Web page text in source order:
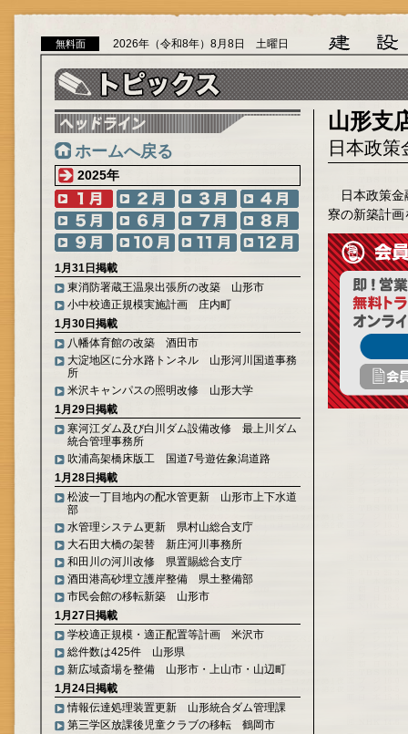
無料面 2026年（令和8年）8月8日 土曜日
ホームへ戻る
2025年
1月31日掲載
東消防署蔵王温泉出張所の改築 山形市
小中校適正規模実施計画 庄内町
1月30日掲載
八幡体育館の改築 酒田市
大淀地区に分水路トンネル 山形河川国道事務
所
米沢キャンパスの照明改修 山形大学
1月29日掲載
寒河江ダム及び白川ダム設備改修 最上川ダム
統合管理事務所
吹浦高架橋床版工 国道7号遊佐象潟道路
1月28日掲載
松波一丁目地内の配水管更新 山形市上下水道
部
水管理システム更新 県村山総合支庁
大石田大橋の架替 新庄河川事務所
和田川の河川改修 県置賜総合支庁
酒田港高砂埋立護岸整備 県土整備部
市民会館の移転新築 山形市
1月27日掲載
学校適正規模・適正配置等計画 米沢市
総件数は425件 山形県
新広域斎場を整備 山形市・上山市・山辺町
1月24日掲載
情報伝達処理装置更新 山形統合ダム管理課
第三学区放課後児童クラブの移転 鶴岡市
山形支
日本政策
日本政策金
寮の新築計